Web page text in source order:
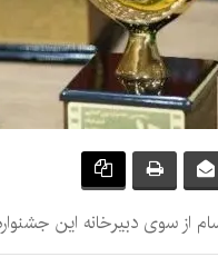
از سوی دبیرخانه این